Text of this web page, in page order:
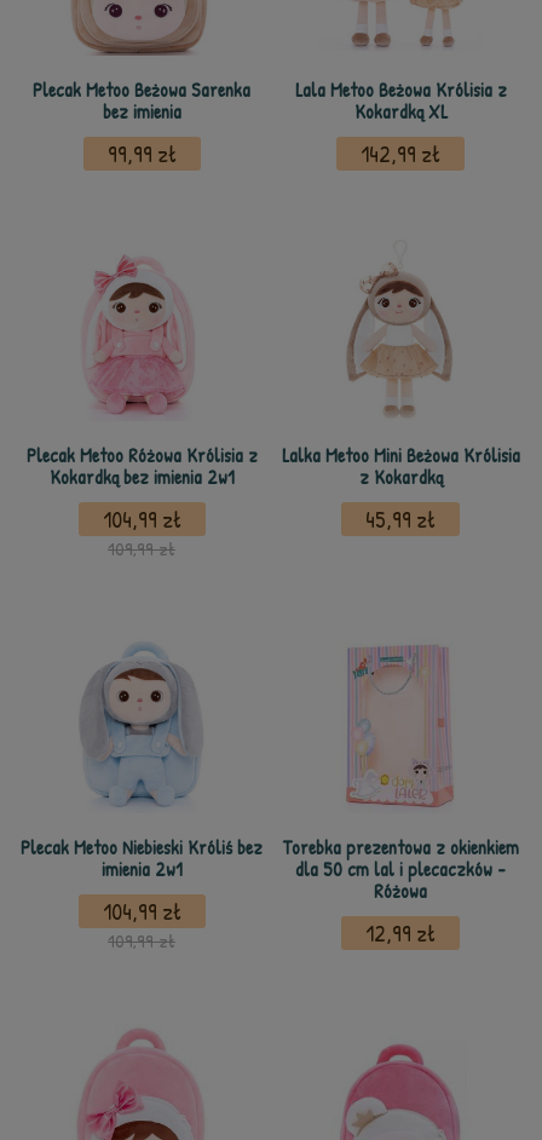
Plecak Metoo Beżowa Sarenka
bez imienia
99,99 zł
Lala Metoo Beżowa Królisia z
Kokardką XL
142,99 zł
Plecak Metoo Różowa Królisia z
Kokardką bez imienia 2w1
104,99 zł
109,99 zł
Lalka Metoo Mini Beżowa Królisia
z Kokardką
45,99 zł
Plecak Metoo Niebieski Króliś bez
imienia 2w1
104,99 zł
109,99 zł
Torebka prezentowa z okienkiem
dla 50 cm lal i plecaczków -
Różowa
12,99 zł